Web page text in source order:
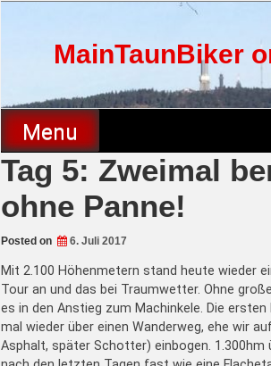
MainTaunBiker
Menu
Tag 5: Zweimal
ohne Panne!
Posted on 6. Juli 2017
Mit 2.100 Höhenmetern stand heute wieder
Tour an und das bei Traumwetter. Ohne
es in den Anstieg zum Machinkele. Die
mal wieder über einen Wanderweg, ehe wir
Asphalt, später Schotter) einbogen. 1.300hm